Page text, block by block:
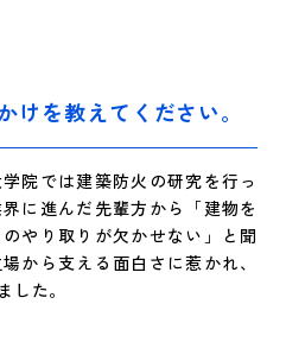
けを教えてください。
院では建築防火の研究を行っ
に進んだ先輩方から「建物を
やり取りが欠かせない」と聞
から支える面白さに惹かれ、
した。